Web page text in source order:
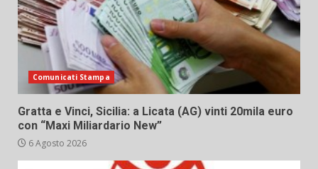
Comunicati Stampa
Gratta e Vinci, Sicilia: a Licata (AG) vinti 20mila euro
con “Maxi Miliardario New”
6 Agosto 2026